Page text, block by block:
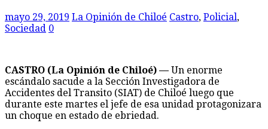
mayo 29, 2019 La Opinión de Chiloé Castro, Policial,
Sociedad 0
CASTRO (La Opinión de Chiloé) — Un enorme
escándalo sacude a la Sección Investigadora de
Accidentes del Transito (SIAT) de Chiloé luego que
durante este martes el jefe de esa unidad protagonizara
un choque en estado de ebriedad.